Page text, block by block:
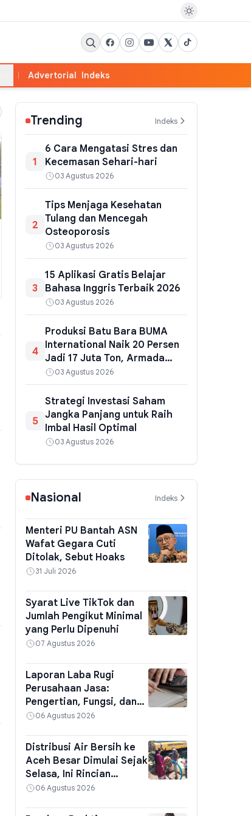
Advertorial Indeks
PEMERINTAHAN
KPK Temukan Selisih Uang
Amplop Raja Juli dari Bupati
Kuansing, Pengembalian Diduga
Tak Utuh
06 Agustus 2026
Trending Indeks
1
6 Cara Mengatasi Stres dan
Kecemasan Sehari-hari
03 Agustus 2026
2
Tips Menjaga Kesehatan
Tulang dan Mencegah
Osteoporosis
03 Agustus 2026
3
15 Aplikasi Gratis Belajar
Bahasa Inggris Terbaik 2026
03 Agustus 2026
4
Produksi Batu Bara BUMA
International Naik 20 Persen
Jadi 17 Juta Ton, Armada
Tambang Makin Andal
03 Agustus 2026
5
Strategi Investasi Saham
Jangka Panjang untuk Raih
Imbal Hasil Optimal
03 Agustus 2026
Nasional Indeks
Menteri PU Bantah ASN
Wafat Gegara Cuti
Ditolak, Sebut Hoaks
31 Juli 2026
Syarat Live TikTok dan
Jumlah Pengikut Minimal
yang Perlu Dipenuhi
07 Agustus 2026
Laporan Laba Rugi
Perusahaan Jasa:
Pengertian, Fungsi, dan
Contoh
06 Agustus 2026
Distribusi Air Bersih ke
Aceh Besar Dimulai Sejak
Selasa, Ini Rincian
Kementerian PU
06 Agustus 2026